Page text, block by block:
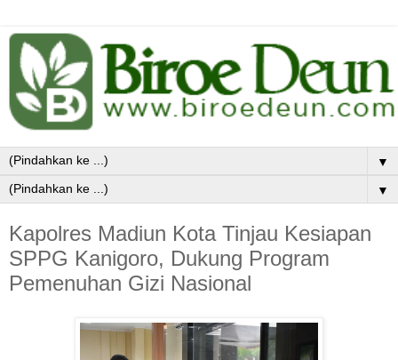
▼
▼
Kapolres Madiun Kota Tinjau Kesiapan
SPPG Kanigoro, Dukung Program
Pemenuhan Gizi Nasional